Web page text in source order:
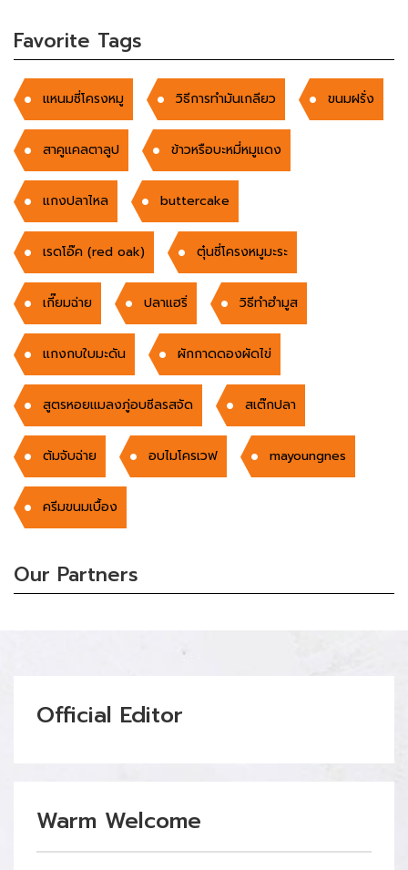
Favorite Tags
แหนมซี่โครงหมู วิธีการทำมันเกลียว ขนมฝรั่ง
สาคูแคลตาลูป ข้าวหรือบะหมี่หมูแดง
แกงปลาไหล buttercake
เรดโอ๊ค (red oak) ตุ๋นซี่โครงหมูมะระ
เกี๊ยมฉ่าย ปลาแฮริ่ วิธีทำฮำมูส
แกงกบใบมะดัน ผักกาดดองผัดไข่
สูตรหอยแมลงภู่อบซีลรสจัด สเต๊กปลา
ต้มจับฉ่าย อบไมโครเวฟ mayoungnes
ครีมขนมเบื้อง
Our Partners
Official Editor
Warm Welcome